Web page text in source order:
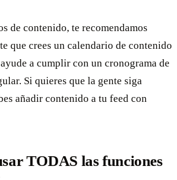
de contenido, te recomendamos
que crees un calendario de contenido
a cumplir con un cronograma de
Si quieres que la gente siga
añadir contenido a tu feed con
TODAS las funciones